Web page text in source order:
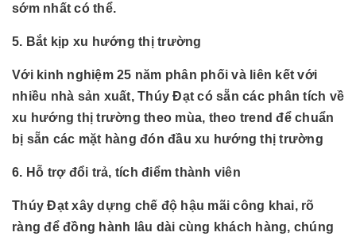
sớm nhất có thể.
5. Bắt kịp xu hướng thị trường
Với kinh nghiệm 25 năm phân phối và liên kết với
nhiều nhà sản xuất, Thúy Đạt có sẵn các phân tích về
xu hướng thị trường theo mùa, theo trend để chuẩn
bị sẵn các mặt hàng đón đầu xu hướng thị trường
6. Hỗ trợ đổi trả, tích điểm thành viên
Thúy Đạt xây dựng chế độ hậu mãi công khai, rõ
ràng để đồng hành lâu dài cùng khách hàng, chúng